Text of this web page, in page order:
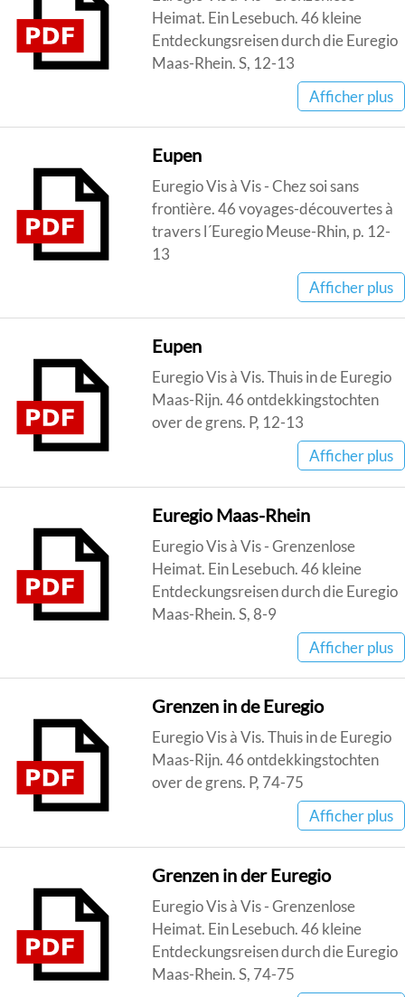
Heimat. Ein Lesebuch. 46 kleine
Entdeckungsreisen durch die Euregio
Maas-Rhein. S, 12-13
Afficher plus
Eupen
Euregio Vis à Vis - Chez soi sans
frontière. 46 voyages-découvertes à
travers l´Euregio Meuse-Rhin, p. 12-
13
Afficher plus
Eupen
Euregio Vis à Vis. Thuis in de Euregio
Maas-Rijn. 46 ontdekkingstochten
over de grens. P, 12-13
Afficher plus
Euregio Maas-Rhein
Euregio Vis à Vis - Grenzenlose
Heimat. Ein Lesebuch. 46 kleine
Entdeckungsreisen durch die Euregio
Maas-Rhein. S, 8-9
Afficher plus
Grenzen in de Euregio
Euregio Vis à Vis. Thuis in de Euregio
Maas-Rijn. 46 ontdekkingstochten
over de grens. P, 74-75
Afficher plus
Grenzen in der Euregio
Euregio Vis à Vis - Grenzenlose
Heimat. Ein Lesebuch. 46 kleine
Entdeckungsreisen durch die Euregio
Maas-Rhein. S, 74-75